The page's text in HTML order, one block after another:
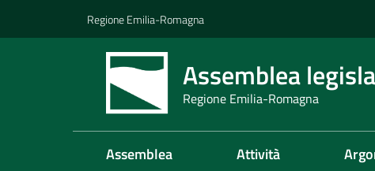
Regione Emilia-Romagna
Assemblea
Regione Emilia-Romagna
Assemblea Attività